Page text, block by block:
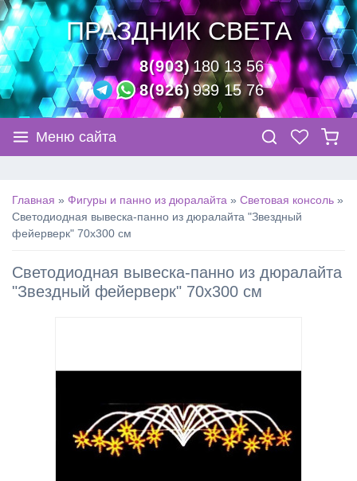
ПРАЗДНИК СВЕТА
8(903)180 13 56
8(926)939 15 76
Меню сайта
Главная » Фигуры и панно из дюралайта » Световая консоль »
Светодиодная вывеска-панно из дюралайта "Звездный
фейерверк" 70х300 см
Светодиодная вывеска-панно из дюралайта
"Звездный фейерверк" 70х300 см